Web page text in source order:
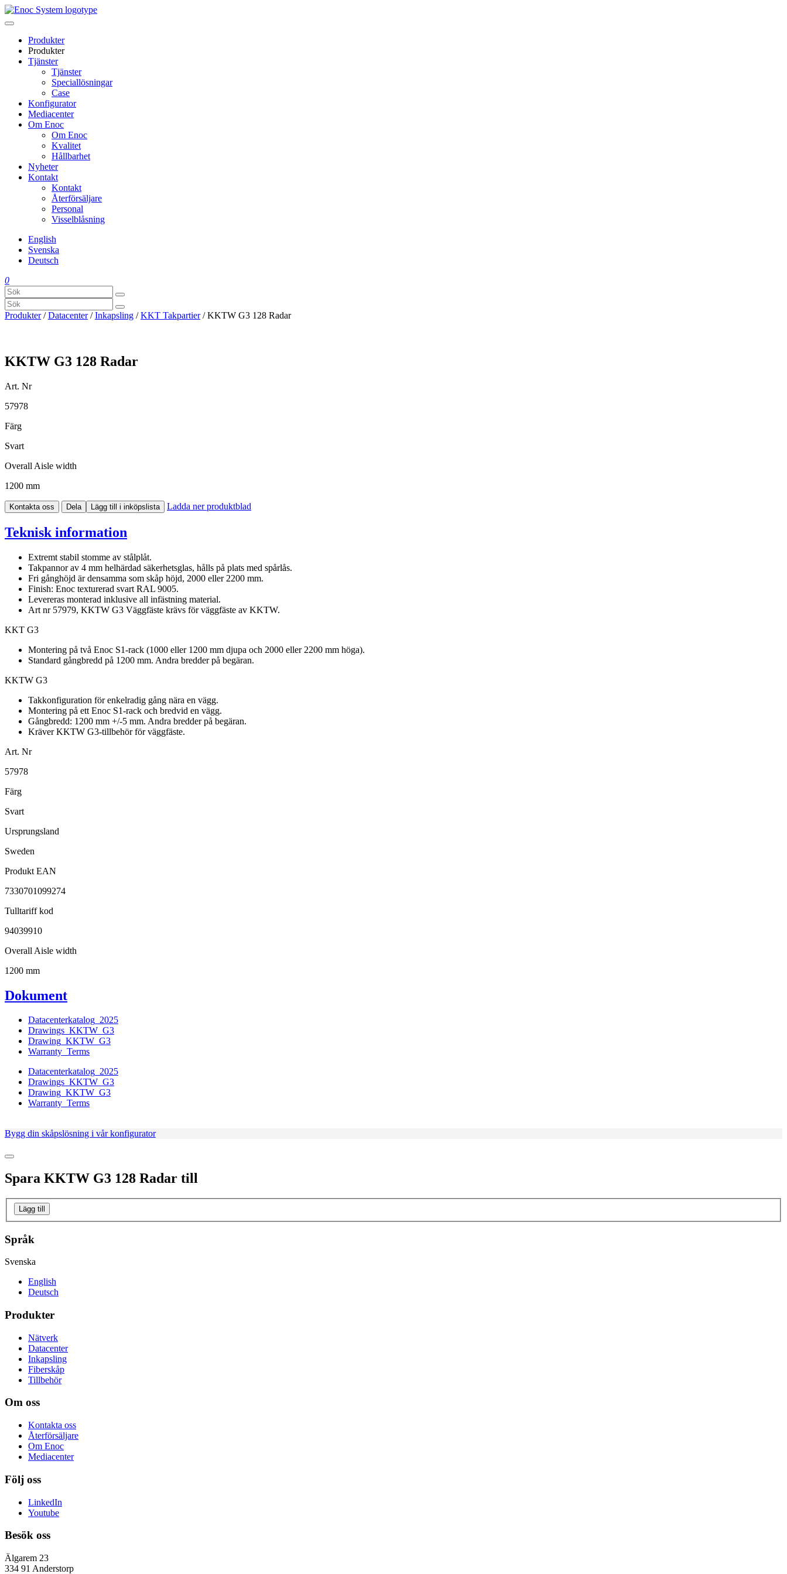
Skip
to
Produkter
Produkter
Tjänster
Tjänster
Speciallösningar
Case
Konfigurator
Mediacenter
Om Enoc
Om Enoc
Kvalitet
Hållbarhet
Nyheter
Kontakt
Kontakt
Återförsäljare
Personal
Visselblåsning
English
Svenska
Deutsch
0
Produkter/Datacenter/Inkapsling /KKT Takpartier/ KKTW G3 128 Radar
KKTW G3 128 Radar
Art. Nr
57978
Färg
Svart
Overall Aisle width
1200 mm
Kontakta oss Dela Lägg till i inköpslista Ladda ner produktblad
Teknisk information
Extremt stabil stomme av stålplåt.
Takpannor av 4 mm helhärdad säkerhetsglas, hålls på plats med spårlås.
Fri gånghöjd är densamma som skåp höjd, 2000 eller 2200 mm.
Finish: Enoc texturerad svart RAL 9005.
Levereras monterad inklusive all infästning material.
Art nr 57979, KKTW G3 Väggfäste krävs för väggfäste av KKTW.
KKT G3
Montering på två Enoc S1-rack (1000 eller 1200 mm djupa och 2000 eller 2200 mm höga).
Standard gångbredd på 1200 mm. Andra bredder på begäran.
KKTW G3
Takkonfiguration för enkelradig gång nära en vägg.
Montering på ett Enoc S1-rack och bredvid en vägg.
Gångbredd: 1200 mm +/-5 mm. Andra bredder på begäran.
Kräver KKTW G3-tillbehör för väggfäste.
Art. Nr
57978
Färg
Svart
Ursprungsland
Sweden
Produkt EAN
7330701099274
Tulltariff kod
94039910
Overall Aisle width
1200 mm
Dokument
Datacenterkatalog_2025
Drawings_KKTW_G3
Drawing_KKTW_G3
Warranty_Terms
Datacenterkatalog_2025
Drawings_KKTW_G3
Drawing_KKTW_G3
Warranty_Terms
Bygg din skåpslösning i vår konfigurator
Spara KKTW G3 128 Radar till
Lägg till
Språk
Svenska
English
Deutsch
Produkter
Nätverk
Datacenter
Inkapsling
Fiberskåp
Tillbehör
Om oss
Kontakta oss
Återförsäljare
Om Enoc
Mediacenter
Följ oss
LinkedIn
Youtube
Besök oss
Älgarem 23
334 91 Anderstorp